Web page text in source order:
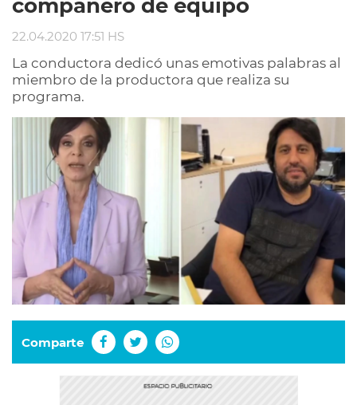
compañero de equipo
22.04.2020 17:51 HS
La conductora dedicó unas emotivas palabras al
miembro de la productora que realiza su
programa.
Comparte